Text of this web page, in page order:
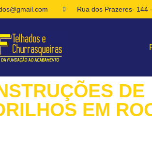
Rua dos Prazeres- 144
DE
EM